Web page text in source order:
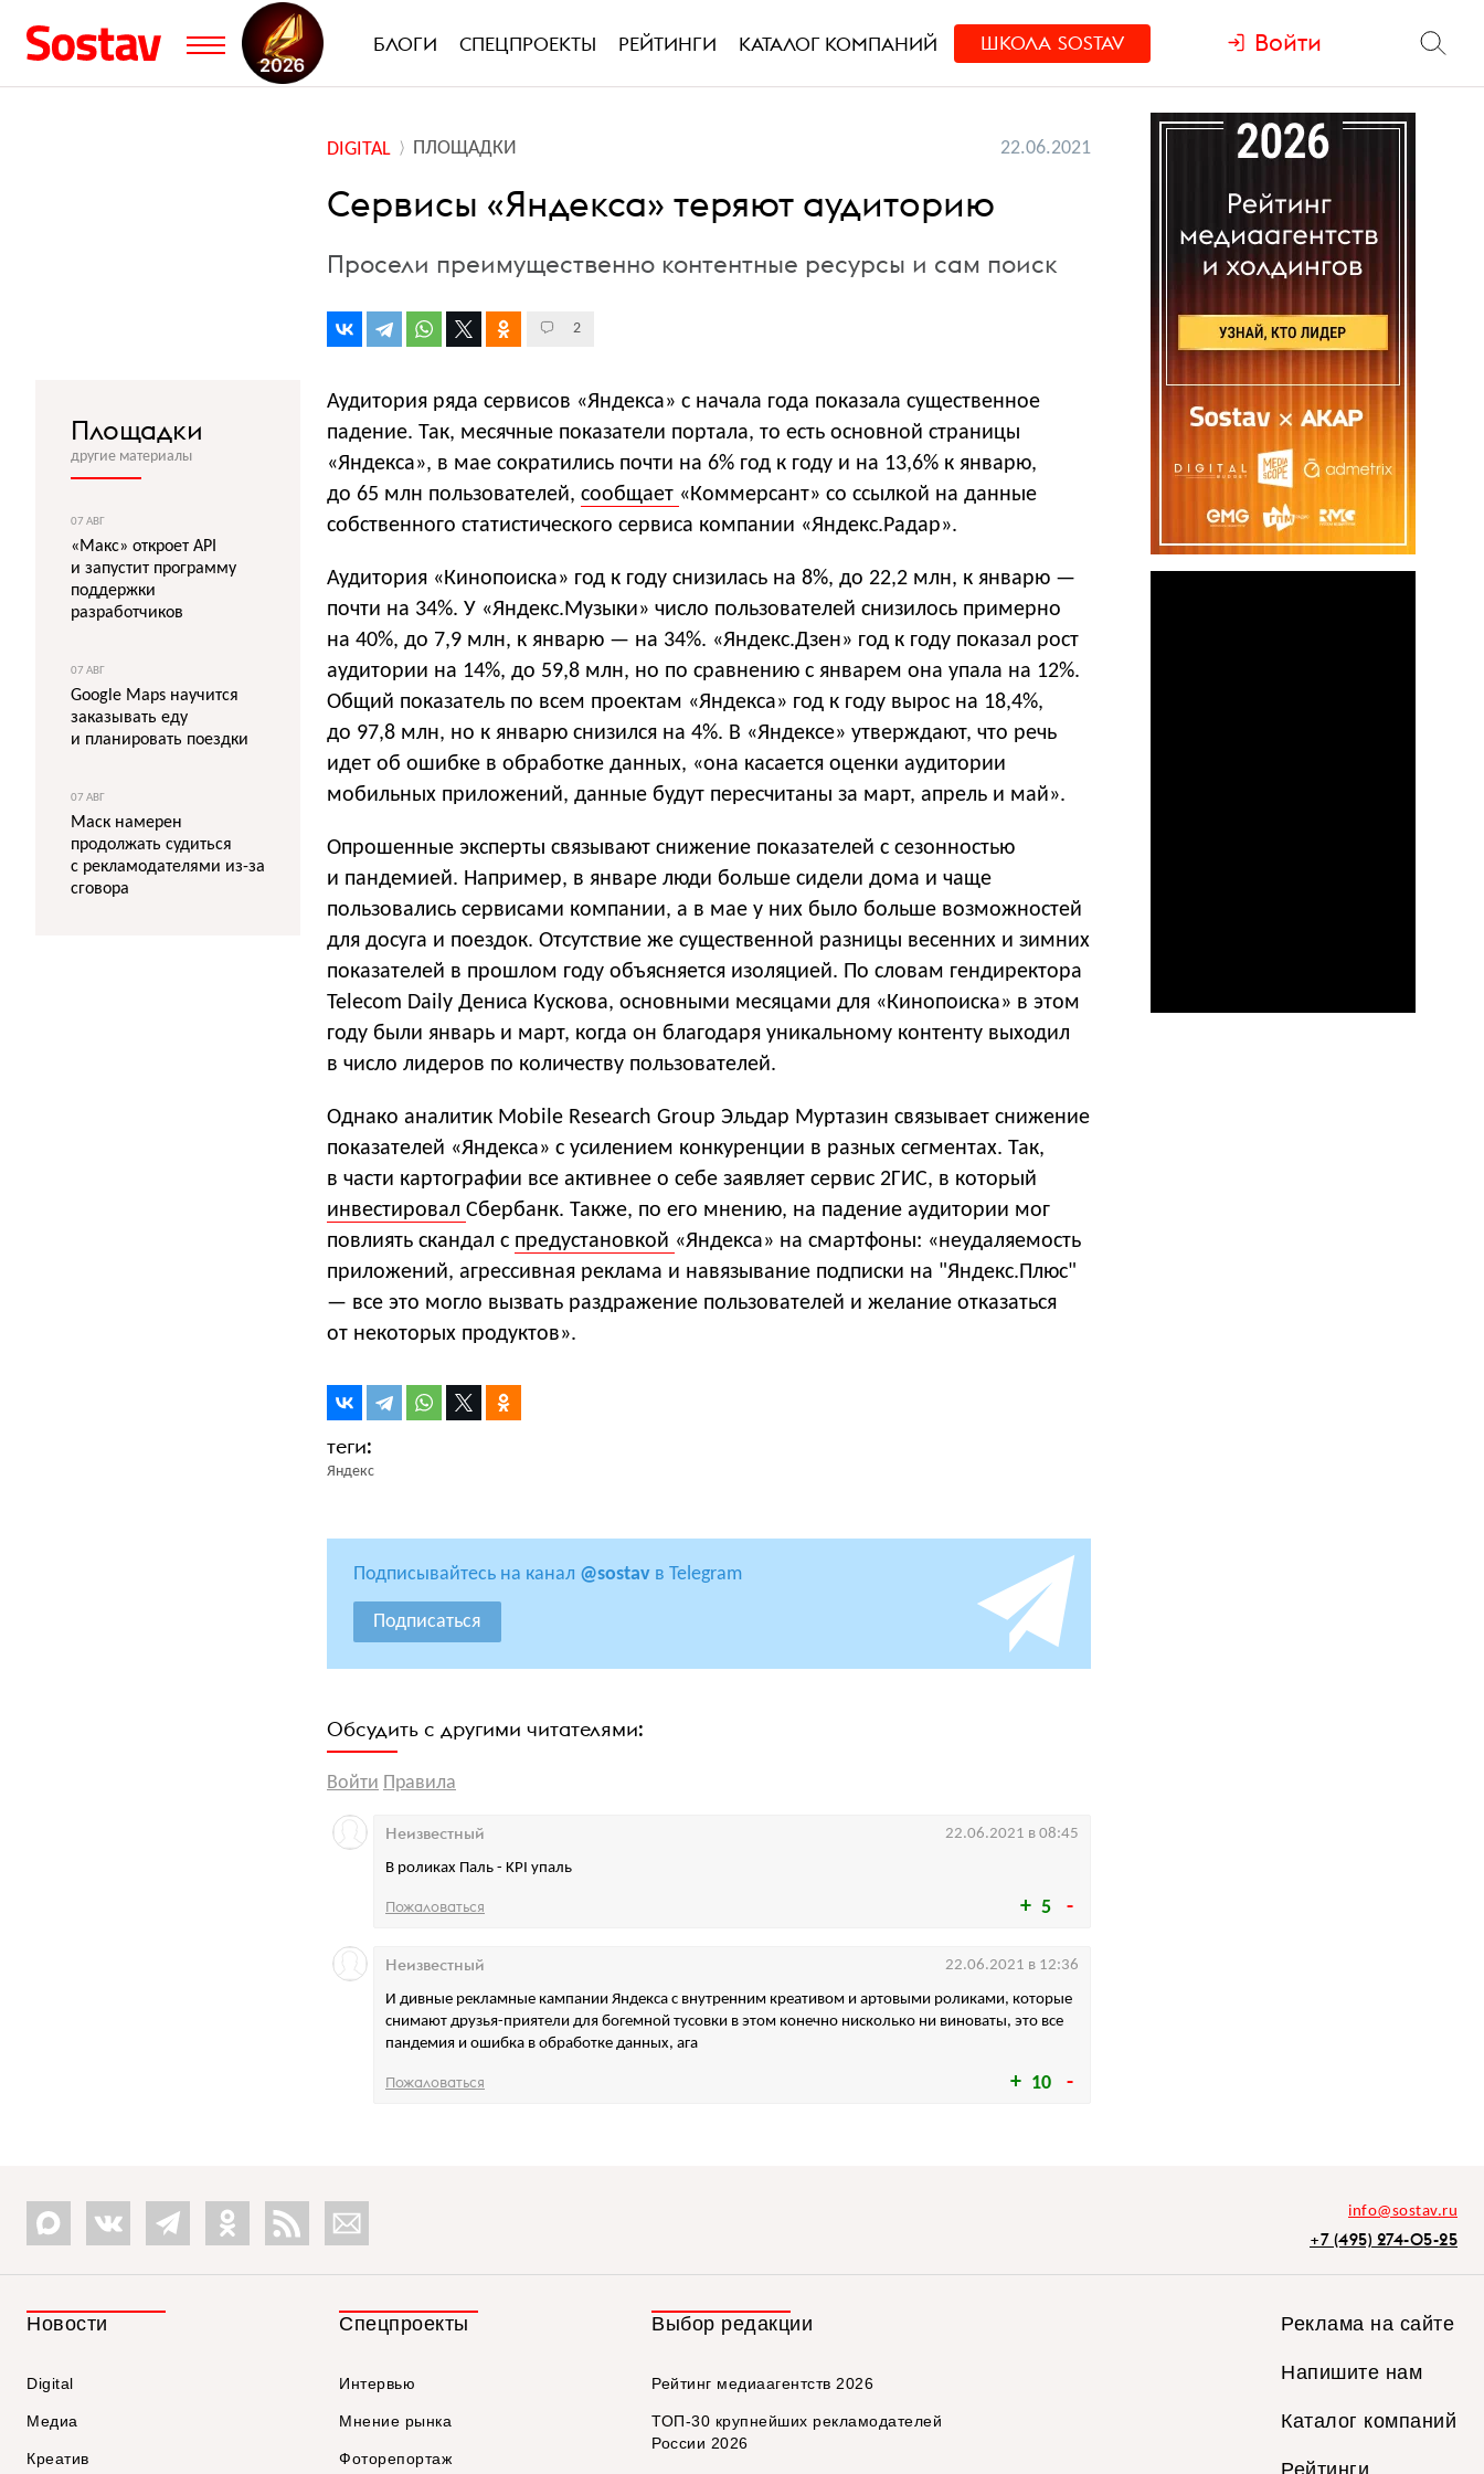
БЛОГИ СПЕЦПРОЕКТЫ РЕЙТИНГИ КАТАЛОГ КОМПАНИЙ ШКОЛА SOSTAV Войти
DIGITAL ПЛОЩАДКИ 22.06.2021
Сервисы «Яндекса» теряют аудиторию
Просели преимущественно контентные ресурсы и сам поиск
2
Аудитория ряда сервисов «Яндекса» с начала года показала существенное
падение. Так, месячные показатели портала, то есть основной страницы
«Яндекса», в мае сократились почти на 6% год к году и на 13,6% к январю,
до 65 млн пользователей, сообщает «Коммерсант» со ссылкой на данные
собственного статистического сервиса компании «Яндекс.Радар».
Аудитория «Кинопоиска» год к году снизилась на 8%, до 22,2 млн, к январю —
почти на 34%. У «Яндекс.Музыки» число пользователей снизилось примерно
на 40%, до 7,9 млн, к январю — на 34%. «Яндекс.Дзен» год к году показал рост
аудитории на 14%, до 59,8 млн, но по сравнению с январем она упала на 12%.
Общий показатель по всем проектам «Яндекса» год к году вырос на 18,4%,
до 97,8 млн, но к январю снизился на 4%. В «Яндексе» утверждают, что речь
идет об ошибке в обработке данных, «она касается оценки аудитории
мобильных приложений, данные будут пересчитаны за март, апрель и май».
Опрошенные эксперты связывают снижение показателей с сезонностью
и пандемией. Например, в январе люди больше сидели дома и чаще
пользовались сервисами компании, а в мае у них было больше возможностей
для досуга и поездок. Отсутствие же существенной разницы весенних и зимних
показателей в прошлом году объясняется изоляцией. По словам гендиректора
Telecom Daily Дениса Кускова, основными месяцами для «Кинопоиска» в этом
году были январь и март, когда он благодаря уникальному контенту выходил
в число лидеров по количеству пользователей.
Однако аналитик Mobile Research Group Эльдар Муртазин связывает снижение
показателей «Яндекса» с усилением конкуренции в разных сегментах. Так,
в части картографии все активнее о себе заявляет сервис 2ГИС, в который
инвестировал Сбербанк. Также, по его мнению, на падение аудитории мог
повлиять скандал с предустановкой «Яндекса» на смартфоны: «неудаляемость
приложений, агрессивная реклама и навязывание подписки на "Яндекс.Плюс"
— все это могло вызвать раздражение пользователей и желание отказаться
от некоторых продуктов».
Яндекс
Подписывайтесь на канал @sostav в Telegram
Подписаться
Обсудить с другими читателями:
Войти Правила
5
В роликах Паль - KPI упаль
Неизвестный 22.06.2021 в 08:45
Пожаловаться
10
И дивные рекламные кампании Яндекса с внутренним креативом и артовыми роликами, которые
снимают друзья-приятели для богемной тусовки в этом конечно нисколько ни виноваты, это все
пандемия и ошибка в обработке данных, ага
Неизвестный 22.06.2021 в 12:36
Пожаловаться
Площадки
другие материалы
07 АВГ
«Макс» откроет API
и запустит программу
поддержки
разработчиков
07 АВГ
Google Maps научится
заказывать еду
и планировать поездки
07 АВГ
Маск намерен
продолжать судиться
с рекламодателями из-за
сговора
info@sostav.ru
+7 (495) 274-05-25
Новости
Digital
Медиа
Креатив
Спецпроекты
Интервью
Мнение рынка
Фоторепортаж
Выбор редакции
Рейтинг медиаагентств 2026
ТОП-30 крупнейших рекламодателей
России 2026
Реклама на сайте
Напишите нам
Каталог компаний
Рейтинги